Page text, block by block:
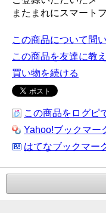
またまれにスマート
この商品について問
この商品を友達に教
買い物を続ける
この商品をログピ
Yahoo!ブックマー
はてなブックマー